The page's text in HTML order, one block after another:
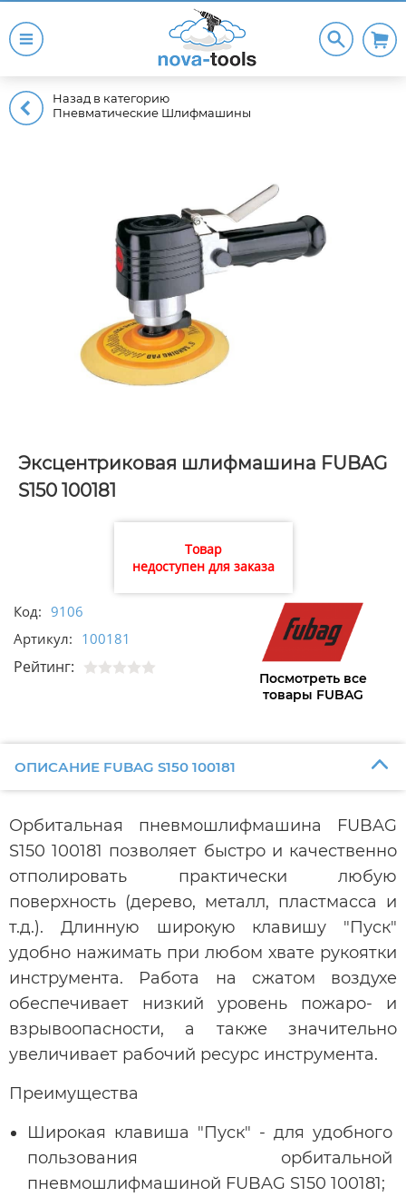
Назад в категорию
Пневматические Шлифмашины
Эксцентриковая шлифмашина FUBAG
S150 100181
Товар
недоступен для заказа
Код: 9106
Артикул: 100181
Рейтинг:
Посмотреть все
товары FUBAG
ОПИСАНИЕ FUBAG S150 100181
Орбитальная пневмошлифмашина FUBAG
S150 100181 позволяет быстро и качественно
отполировать практически любую
поверхность (дерево, металл, пластмасса и
т.д.). Длинную широкую клавишу "Пуск"
удобно нажимать при любом хвате рукоятки
инструмента. Работа на сжатом воздухе
обеспечивает низкий уровень пожаро- и
взрывоопасности, а также значительно
увеличивает рабочий ресурс инструмента.
Преимущества
Широкая клавиша "Пуск" - для удобного
пользования орбитальной
пневмошлифмашиной FUBAG S150 100181;